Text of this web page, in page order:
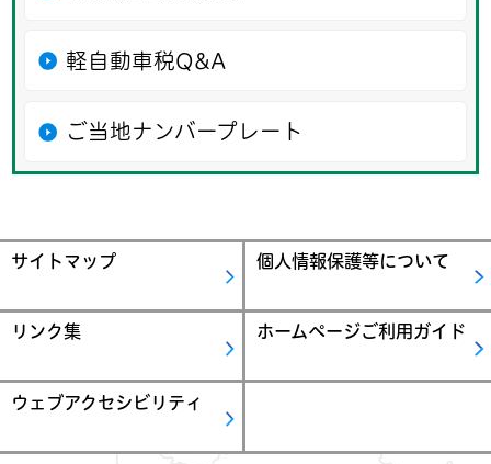
軽自動車税Q&A
ご当地ナンバープレート
サイトマップ 個人情報保護等について
リンク集 ホームページご利用ガイド
ウェブアクセシビリティ